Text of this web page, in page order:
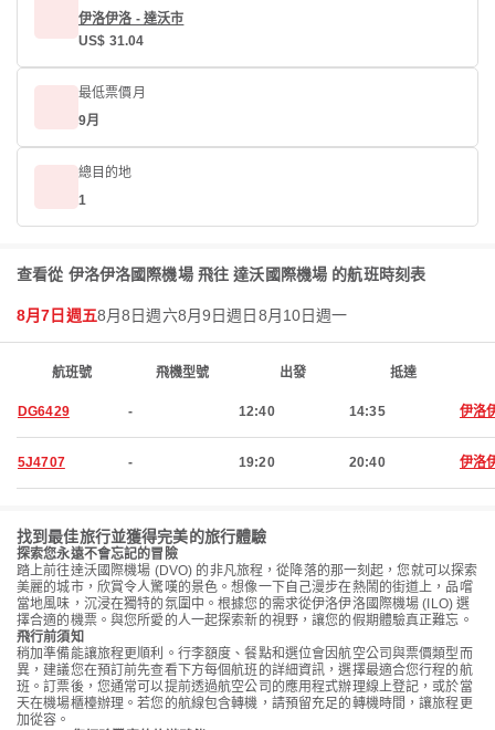
伊洛伊洛 - 達沃市
US$ 31.04
最低票價月
9月
總目的地
1
查看從 伊洛伊洛國際機場 飛往 達沃國際機場 的航班時刻表
8月7日週五8月8日週六8月9日週日 8月10日週一
航班號 飛機型號 出發 抵達
DG6429 - 12:40 14:35 伊洛
5J4707 - 19:20 20:40 伊洛
找到最佳旅行並獲得完美的旅行體驗
探索您永遠不會忘記的冒險
踏上前往達沃國際機場 (DVO) 的非凡旅程，從降落的那一刻起，您就可以探索
美麗的城市，欣賞令人驚嘆的景色。想像一下自己漫步在熱鬧的街道上，品嚐
當地風味，沉浸在獨特的氛圍中。根據您的需求從伊洛伊洛國際機場 (ILO) 選
擇合適的機票。與您所愛的人一起探索新的視野，讓您的假期體驗真正難忘。
飛行前須知
稍加準備能讓旅程更順利。行李額度、餐點和選位會因航空公司與票價類型而
異，建議您在預訂前先查看下方每個航班的詳細資訊，選擇最適合您行程的航
班。訂票後，您通常可以提前透過航空公司的應用程式辦理線上登記，或於當
天在機場櫃檯辦理。若您的航線包含轉機，請預留充足的轉機時間，讓旅程更
加從容。